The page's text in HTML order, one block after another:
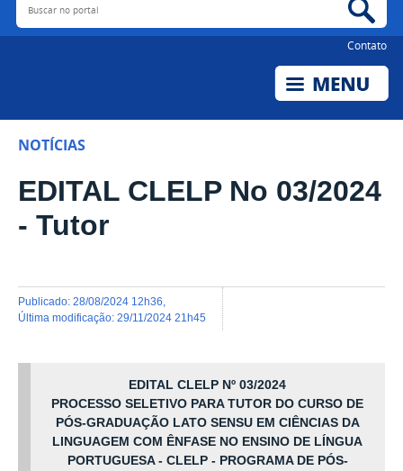
Contato
NOTÍCIAS
EDITAL CLELP No 03/2024
- Tutor
publicado: 28/08/2024 12h36
última modificação: 29/11/2024 21h45
EDITAL CLELP Nº 03/2024
PROCESSO SELETIVO PARA TUTOR DO CURSO DE
PÓS-GRADUAÇÃO LATO SENSU EM CIÊNCIAS DA
LINGUAGEM COM ÊNFASE NO ENSINO DE LÍNGUA
PORTUGUESA - CLELP - PROGRAMA DE PÓS-